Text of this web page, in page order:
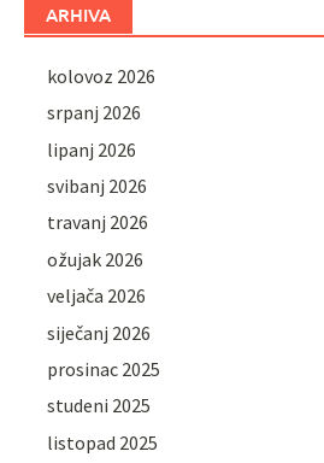
ARHIVA
kolovoz 2026
srpanj 2026
lipanj 2026
svibanj 2026
travanj 2026
ožujak 2026
veljača 2026
siječanj 2026
prosinac 2025
studeni 2025
listopad 2025